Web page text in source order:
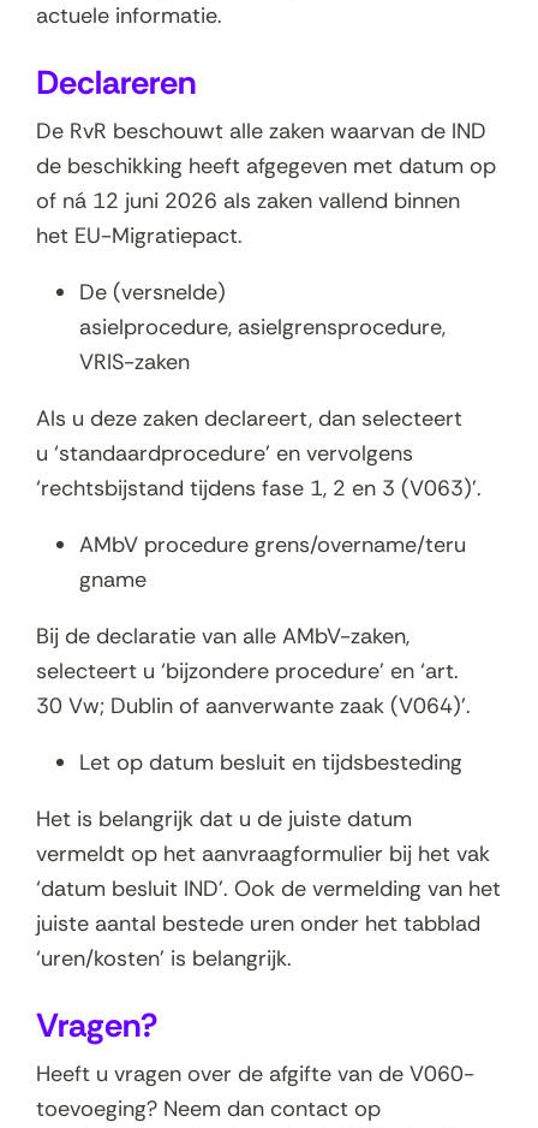
actuele informatie.
Declareren
De RvR beschouwt alle zaken waarvan de IND
de beschikking heeft afgegeven met datum op
of ná 12 juni 2026 als zaken vallend binnen
het EU-Migratiepact.
De (versnelde)
asielprocedure, asielgrensprocedure,
VRIS-zaken
Als u deze zaken declareert, dan selecteert
u ‘standaardprocedure’ en vervolgens
‘rechtsbijstand tijdens fase 1, 2 en 3 (V063)’.
AMbV procedure grens/overname/teru
gname
Bij de declaratie van alle AMbV-zaken,
selecteert u ‘bijzondere procedure’ en ‘art.
30 Vw; Dublin of aanverwante zaak (V064)’.
Let op datum besluit en tijdsbesteding
Het is belangrijk dat u de juiste datum
vermeldt op het aanvraagformulier bij het vak
‘datum besluit IND’. Ook de vermelding van het
juiste aantal bestede uren onder het tabblad
‘uren/kosten’ is belangrijk.
Vragen?
Heeft u vragen over de afgifte van de V060-
toevoeging? Neem dan contact op